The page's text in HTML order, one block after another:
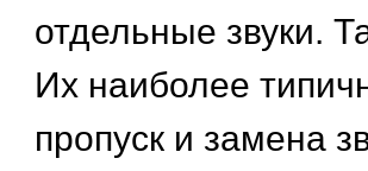
отдельные звуки.
Их наиболее
пропуск и замена